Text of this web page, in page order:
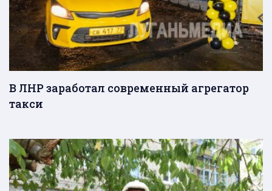
В ЛНР заработал современный агрегатор
такси